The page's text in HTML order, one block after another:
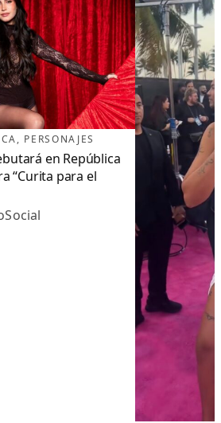
, PERSONAJES
en República
“Curita para el